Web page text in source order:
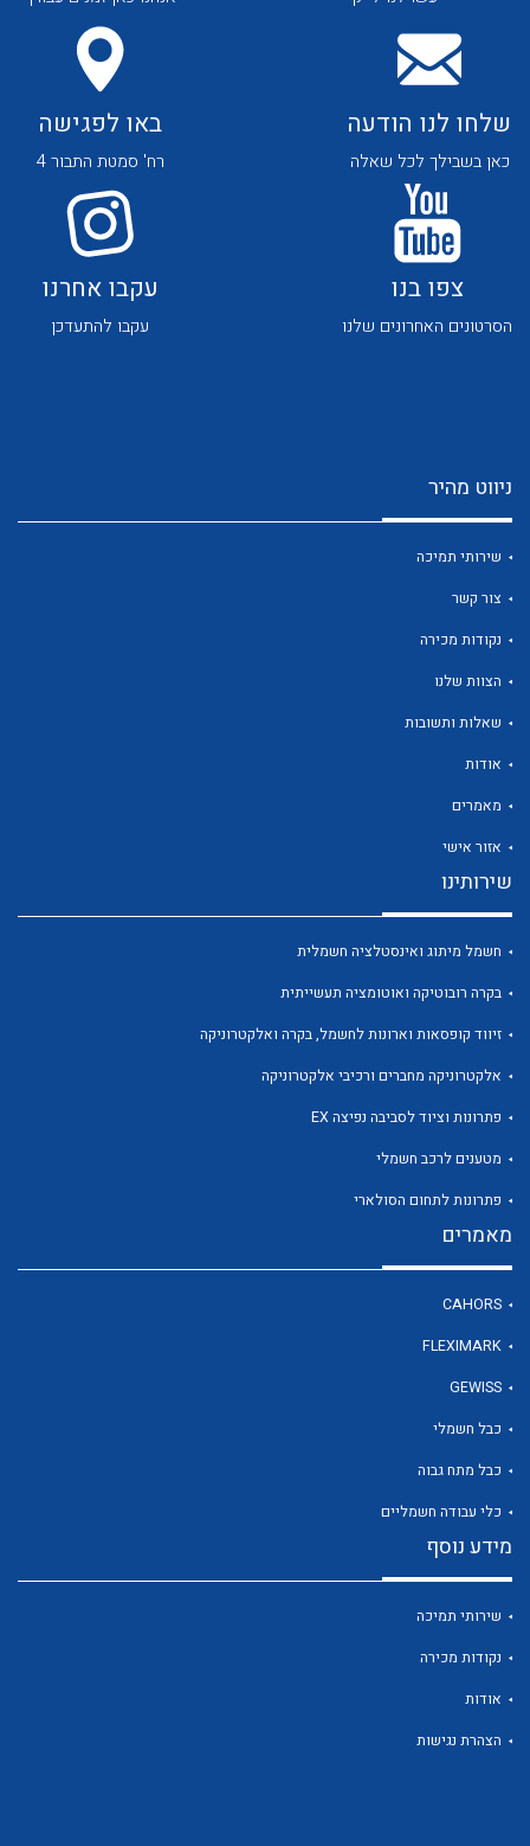
לכל מוצרי היצרן לכל מוצרי היצרן
לכל מוצרי היצרן
שלחו לנו הודעה
כאן בשבילך לכל שאלה
באו לפגישה
רח' סמטת התבור 4
צפו בנו
הסרטונים האחרונים שלנו
עקבו אחרנו
עקבו להתעדכן
ניווט מהיר
שירותי תמיכה
צור קשר
נקודות מכירה
הצוות שלנו
שאלות ותשובות
אודות
מאמרים
אזור אישי
שירותינו
חשמל מיתוג ואינסטלציה חשמלית
בקרה רובוטיקה ואוטומציה תעשייתית
זיווד קופסאות וארונות לחשמל, בקרה ואלקטרוניקה
אלקטרוניקה מחברים ורכיבי אלקטרוניקה
פתרונות וציוד לסביבה נפיצה EX
מטענים לרכב חשמלי
פתרונות לתחום הסולארי
מאמרים
CAHORS
FLEXIMARK
GEWISS
כבל חשמלי
כבל מתח גבוה
כלי עבודה חשמליים
מידע נוסף
שירותי תמיכה
נקודות מכירה
אודות
הצהרת נגישות